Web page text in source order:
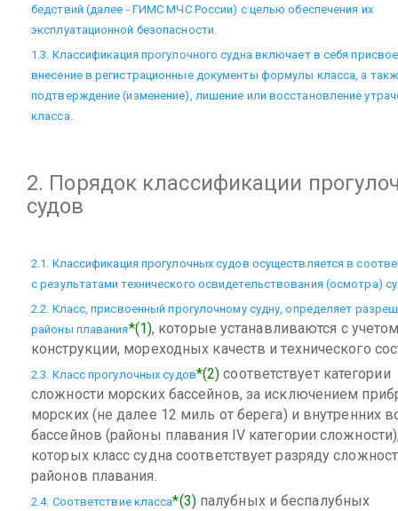
бедствий (далее - ГИМС МЧС России) с целью обеспечения их
эксплуатационной безопасности.
1.3. Классификация прогулочного судна включает в себя
внесение в регистрационные документы формулы класса, а
подтверждение (изменение), лишение или восстановление
класса.
2. Порядок классификации
судов
2.1. Классификация прогулочных судов осуществляется в
с результатами технического освидетельствования (осмотра)
2.2. Класс, присвоенный прогулочному судну, определяет
районы плавания*(1), которые устанавливаются с
конструкции, мореходных качеств и технического
2.3. Класс прогулочных судов*(2) соответствует категории
сложности морских бассейнов, за исключением
морских (не далее 12 миль от берега) и внутренних
бассейнов (районы плавания IV категории
которых класс судна соответствует разряду
районов плавания.
2.4. Соответствие класса*(3)палубных и беспалубных